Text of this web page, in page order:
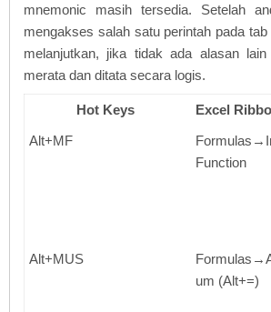
mnemonic masih tersedia. Setelah
mengakses salah satu perintah pada
melanjutkan, jika tidak ada alasan
merata dan ditata secara logis.
Hot Keys
Excel
Alt+MF
Function
Alt+MUS
um (Alt+=)